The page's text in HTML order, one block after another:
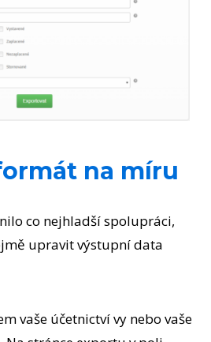
na míru
co nejhladší spolupráci,
upravit výstupní data
vaše účetnictví vy nebo vaše